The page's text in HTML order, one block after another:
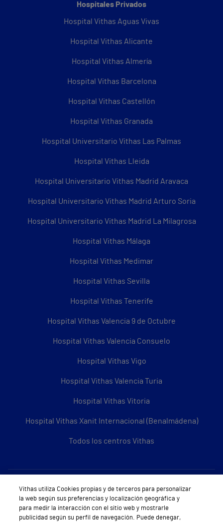
Hospitales Privados
Hospital Vithas Aguas Vivas
Hospital Vithas Alicante
Hospital Vithas Almería
Hospital Vithas Barcelona
Hospital Vithas Castellón
Hospital Vithas Granada
Hospital Universitario Vithas Las Palmas
Hospital Vithas Lleida
Hospital Universitario Vithas Madrid Aravaca
Hospital Universitario Vithas Madrid Arturo Soria
Hospital Universitario Vithas Madrid La Milagrosa
Hospital Vithas Málaga
Hospital Vithas Medimar
Hospital Vithas Sevilla
Hospital Vithas Tenerife
Hospital Vithas Valencia 9 de Octubre
Hospital Vithas Valencia Consuelo
Hospital Vithas Vigo
Hospital Vithas Valencia Turia
Hospital Vithas Vitoria
Hospital Vithas Xanit Internacional (Benalmádena)
Todos los centros Vithas
Sobre Vithas
Quiénes somos
Vithas utiliza Cookies propias y de terceros para personalizar
la web según sus preferencias y localización geográfica y
para medir la interacción con el sitio web y mostrarle
publicidad según su perfil de navegación. Puede denegar,